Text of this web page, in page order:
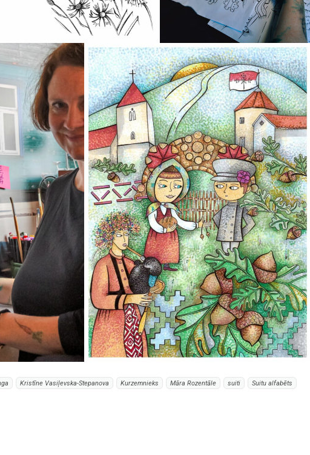
Kristīne Vasiļevska-Stepanova Kurzemnieks Māra Rozentāle suiti Suitu alfabēts